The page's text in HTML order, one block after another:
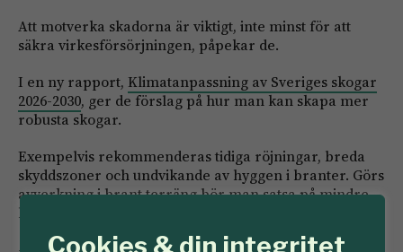
Cookies & din integritet
Att motverka skadorna är viktigt, inte minst för att
säkra virkesförsörjningen, påpekar de.
I en ny rapport, Klimatanpassning av Sveriges skogar
2026-2030, ger de förslag på hur man kan skapa mer
robusta skogar.
Exempelvis rekommenderas tidiga röjningar, breda
skyddszoner och undvikande av hyggen i branter. Görs
avverkning i brant terräng bör man satsa på mindre
hyggen.